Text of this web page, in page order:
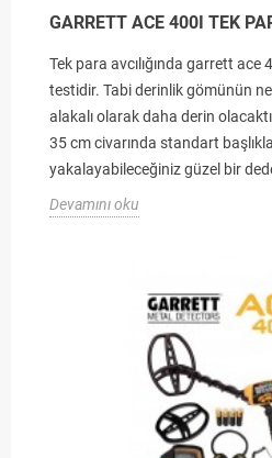
GARRETT ACE 400I TEK
Tek para avcılığında garrett
testidir. Tabi derinlik gömünün
alakalı olarak daha derin
35 cm civarında standart
yakalayabileceğiniz güzel bir
Devamını oku